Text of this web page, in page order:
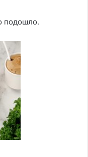
подошло.